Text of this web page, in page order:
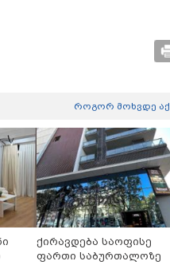
როგორ მოხვდე აქ
ქირავდება საოფისე
ფართი საბურთალოზე